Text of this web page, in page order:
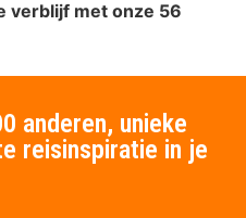
verblijf met onze 56
anderen, unieke
reisinspiratie in je